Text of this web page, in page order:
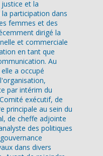
et la
participation dans
femmes et des
dirigé la
et commerciale
en tant que
Au
a occupé
par intérim du
exécutif, de
principale au sein du
de cheffe adjointe
des politiques
dans divers